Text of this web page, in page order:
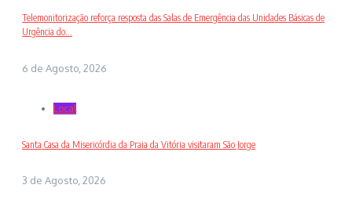
Telemonitorização reforça resposta das Salas de Emergência das Unidades Básicas de
Urgência do...
6 de Agosto, 2026
Local
Santa Casa da Misericórdia da Praia da Vitória visitaram São Jorge
3 de Agosto, 2026